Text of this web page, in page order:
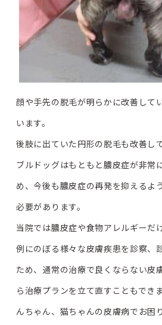
顔や手先の脱毛が明らかに改善して
います。
後肢に出ていた円形の脱毛も改善し
ブルドッグはもともと膿皮症が非常
め、今後も膿皮症の再発を抑えるよ
必要があります。
当院では膿皮症や食物アレルギーだ
例にのぼる様々な皮膚疾患を診察、
ため、通常の治療で良くならない皮
ら治療プランを立て直すこともでき
んちゃん、猫ちゃんの皮膚病でお困